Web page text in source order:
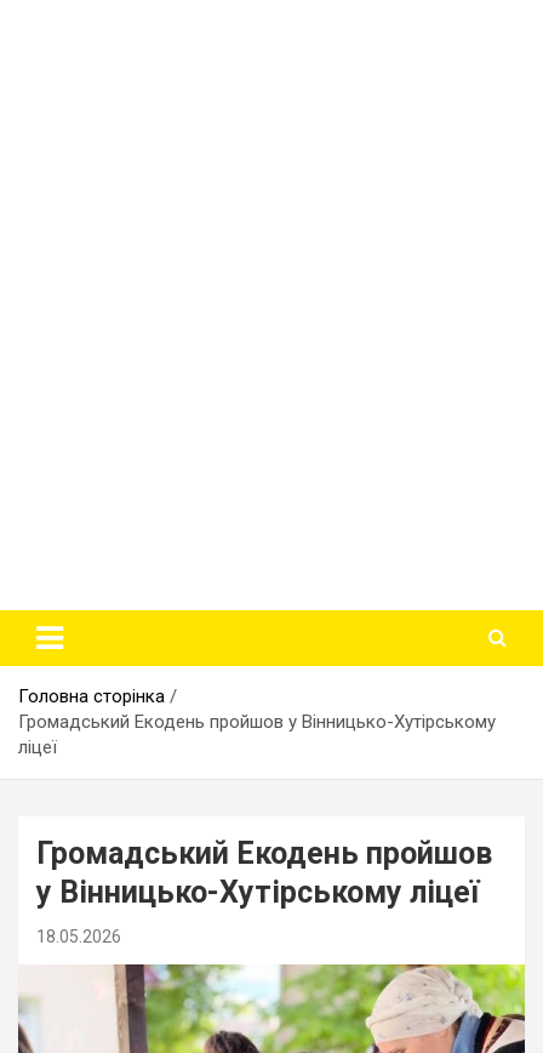
Головна сторінка
Громадський Екодень пройшов у Вінницько-Хутірському
ліцеї
Громадський Екодень пройшов
у Вінницько-Хутірському ліцеї
18.05.2026